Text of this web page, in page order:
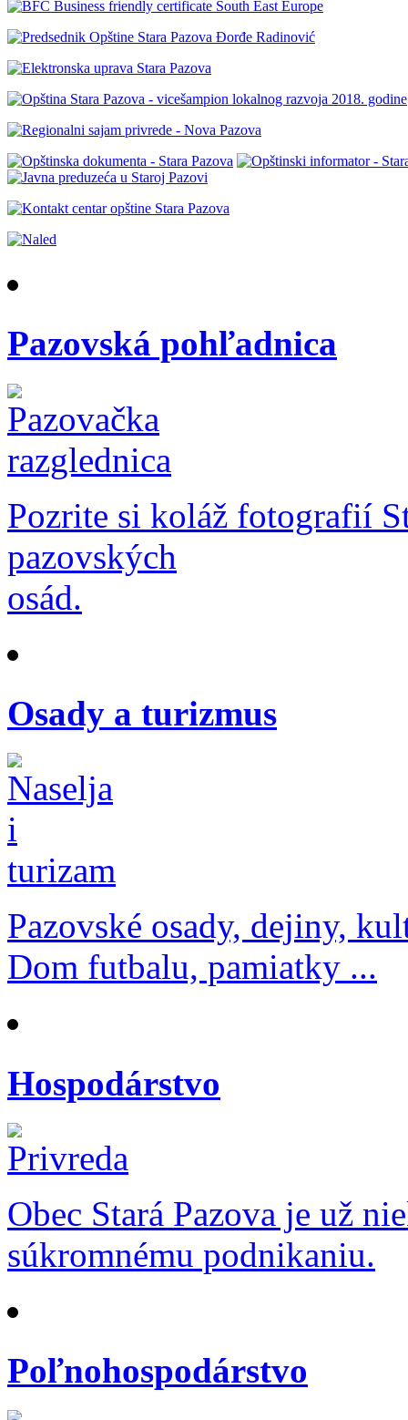
Pazovská pohľadnica
Pozrite si koláž fotografií
pazovských
osád.
Osady a turizmus
Pazovské osady, dejiny,
Dom futbalu, pamiatky ...
Hospodárstvo
Obec Stará Pazova je už
súkromnému podnikaniu.
Poľnohospodárstvo